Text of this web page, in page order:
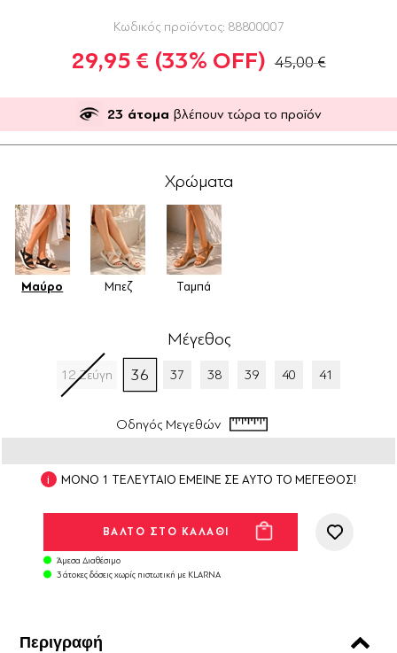
Κωδικός προϊόντος: 88800007
29,95 € (33% OFF) 45,00 €
23 άτομα βλέπουν τώρα το προϊόν
Χρώματα
Μαύρο Μπεζ Ταμπά
Μέγεθος
12 Ζεύγη 36 37 38 39 40 41
Οδηγός Μεγεθών
ΜΟΝΟ 1 ΤΕΛΕΥΤΑΙΟ ΕΜΕΙΝΕ ΣΕ ΑΥΤΟ ΤΟ ΜΕΓΕΘΟΣ!
Άμεσα Διαθέσιμο
3 άτοκες δόσεις χωρίς πιστωτική με KLARNA
Περιγραφή